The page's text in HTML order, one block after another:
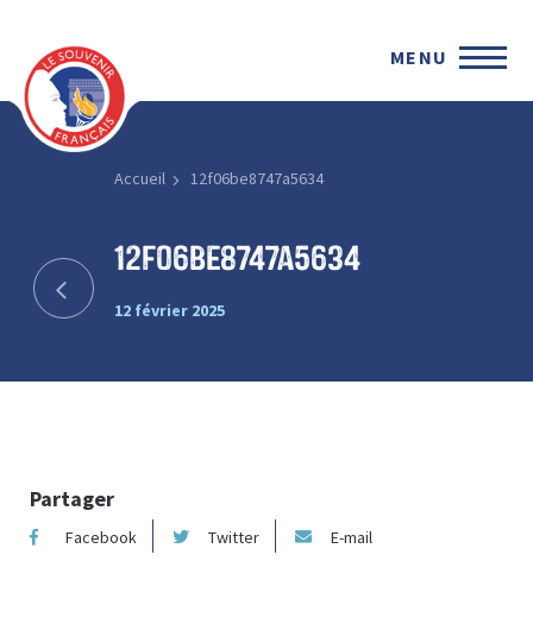
MENU
Accueil 12f06be8747a5634
12f06be8747a5634
12 février 2025
Partager
Facebook Twitter E-mail